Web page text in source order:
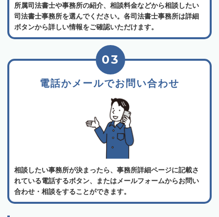
所属司法書士や事務所の紹介、相談料金などから相談したい
司法書士事務所を選んでください。各司法書士事務所は詳細
ボタンから詳しい情報をご確認いただけます。
電話かメールでお問い合わせ
03
相談したい事務所が決まったら、事務所詳細ページに記載さ
れている電話するボタン、またはメールフォームからお問い
合わせ・相談をすることができます。